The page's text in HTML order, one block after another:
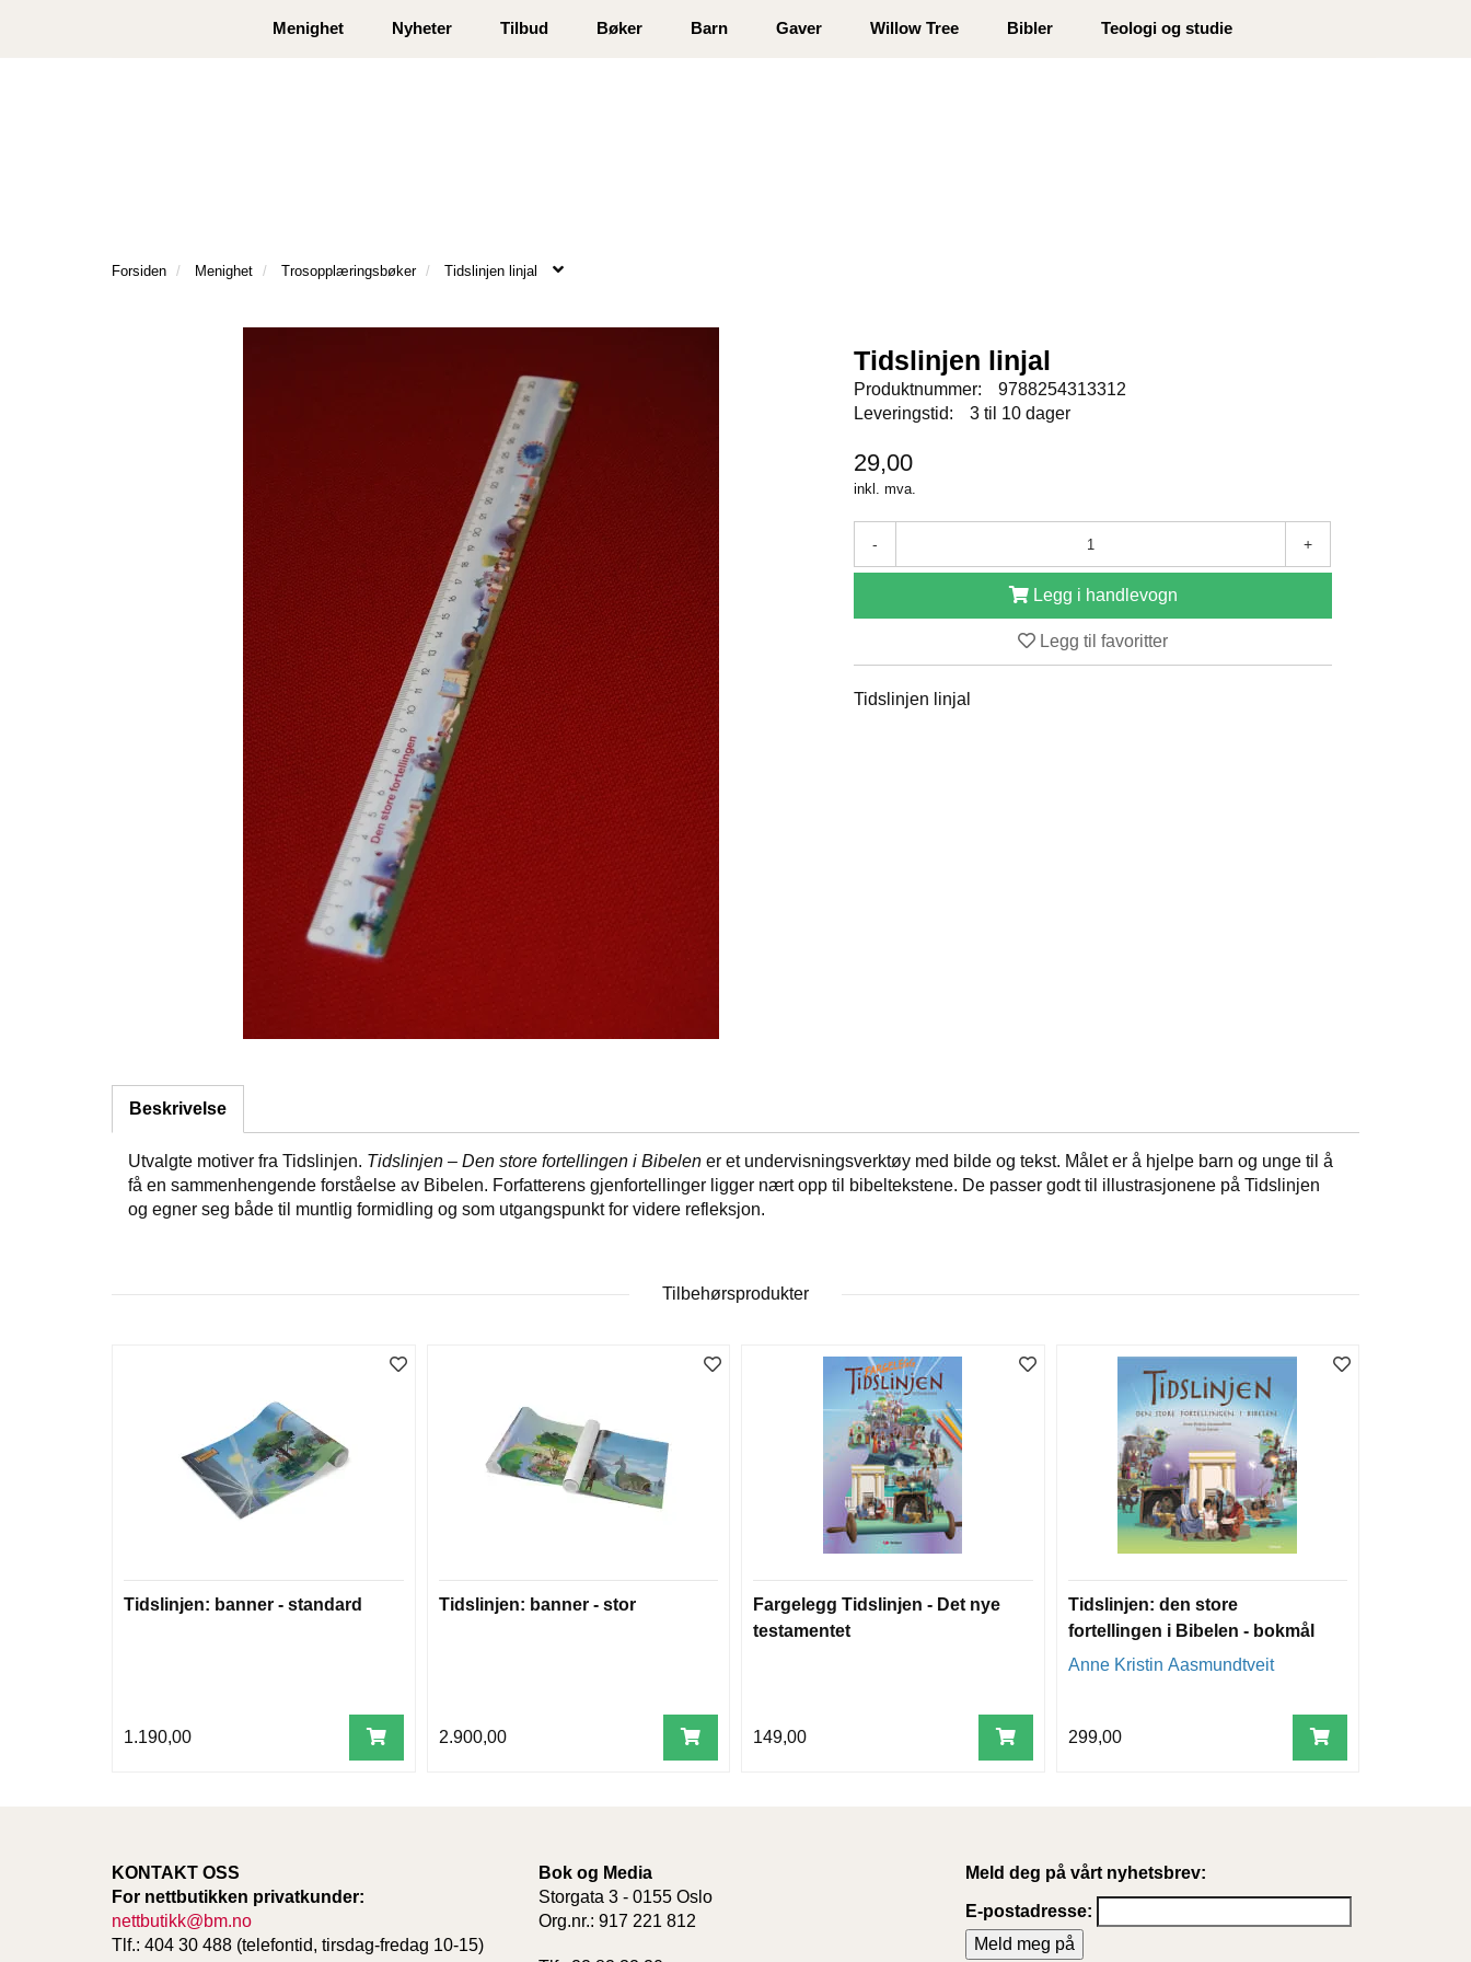
Åpningstider Logg inn eller registrer deg Min side Infosenter
Menighet Nyheter Tilbud Bøker Barn Gaver Willow Tree Bibler Teologi og studie
Forsiden Menighet Trosopplæringsbøker Tidslinjen linjal
Tidslinjen linjal
Produktnummer:
9788254313312
Leveringstid:
3 til 10 dager
29,00
inkl. mva.
- +
Legg i handlevogn
Legg til favoritter
Tidslinjen linjal
Beskrivelse
Utvalgte motiver fra Tidslinjen. Tidslinjen – Den store fortellingen i Bibelen er et undervisningsverktøy med bilde og tekst. Målet er å hjelpe barn og unge til å
få en sammenhengende forståelse av Bibelen. Forfatterens gjenfortellinger ligger nært opp til bibeltekstene. De passer godt til illustrasjonene på Tidslinjen
og egner seg både til muntlig formidling og som utgangspunkt for videre refleksjon.
Tilbehørsprodukter
Tidslinjen: banner - standard
1.190,00
Tidslinjen: banner - stor
2.900,00
Fargelegg Tidslinjen - Det nye
testamentet
149,00
Tidslinjen: den store
fortellingen i Bibelen - bokmål
Anne Kristin Aasmundtveit
299,00
KONTAKT OSS
For nettbutikken privatkunder:
nettbutikk@bm.no
Tlf.: 404 30 488 (telefontid, tirsdag-fredag 10-15)
Bok og Media
Storgata 3 - 0155 Oslo
Org.nr.: 917 221 812
Meld deg på vårt nyhetsbrev:
E-postadresse: